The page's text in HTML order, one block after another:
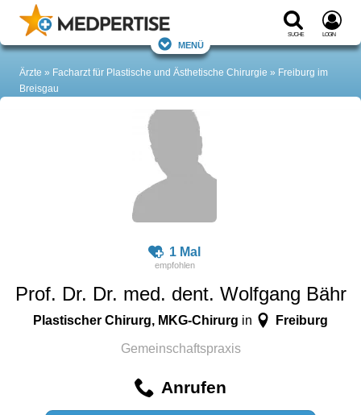
Suche Login
Menü
Ärzte Facharzt für Plastische und Ästhetische Chirurgie
Freiburg im
Breisgau
1 Mal
Prof. Dr. Dr. med. dent. Wolfgang Bähr
Plastischer Chirurg, MKG-Chirurg in Freiburg
Gemeinschaftspraxis
Anrufen